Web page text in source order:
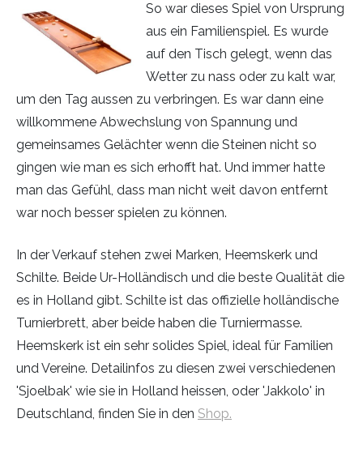
So war dieses Spiel von Ursprung
aus ein Familienspiel. Es wurde
auf den Tisch gelegt, wenn das
Wetter zu nass oder zu kalt war,
um den Tag aussen zu verbringen. Es war dann eine
willkommene Abwechslung von Spannung und
gemeinsames Gelächter wenn die Steinen nicht so
gingen wie man es sich erhofft hat. Und immer hatte
man das Gefühl, dass man nicht weit davon entfernt
war noch besser spielen zu können.
In der Verkauf stehen zwei Marken, Heemskerk und
Schilte. Beide Ur-Holländisch und die beste Qualität die
es in Holland gibt. Schilte ist das offizielle holländische
Turnierbrett, aber beide haben die Turniermasse.
Heemskerk ist ein sehr solides Spiel, ideal für Familien
und Vereine. Detailinfos zu diesen zwei verschiedenen
'Sjoelbak' wie sie in Holland heissen, oder 'Jakkolo' in
Deutschland, finden Sie in den Shop.